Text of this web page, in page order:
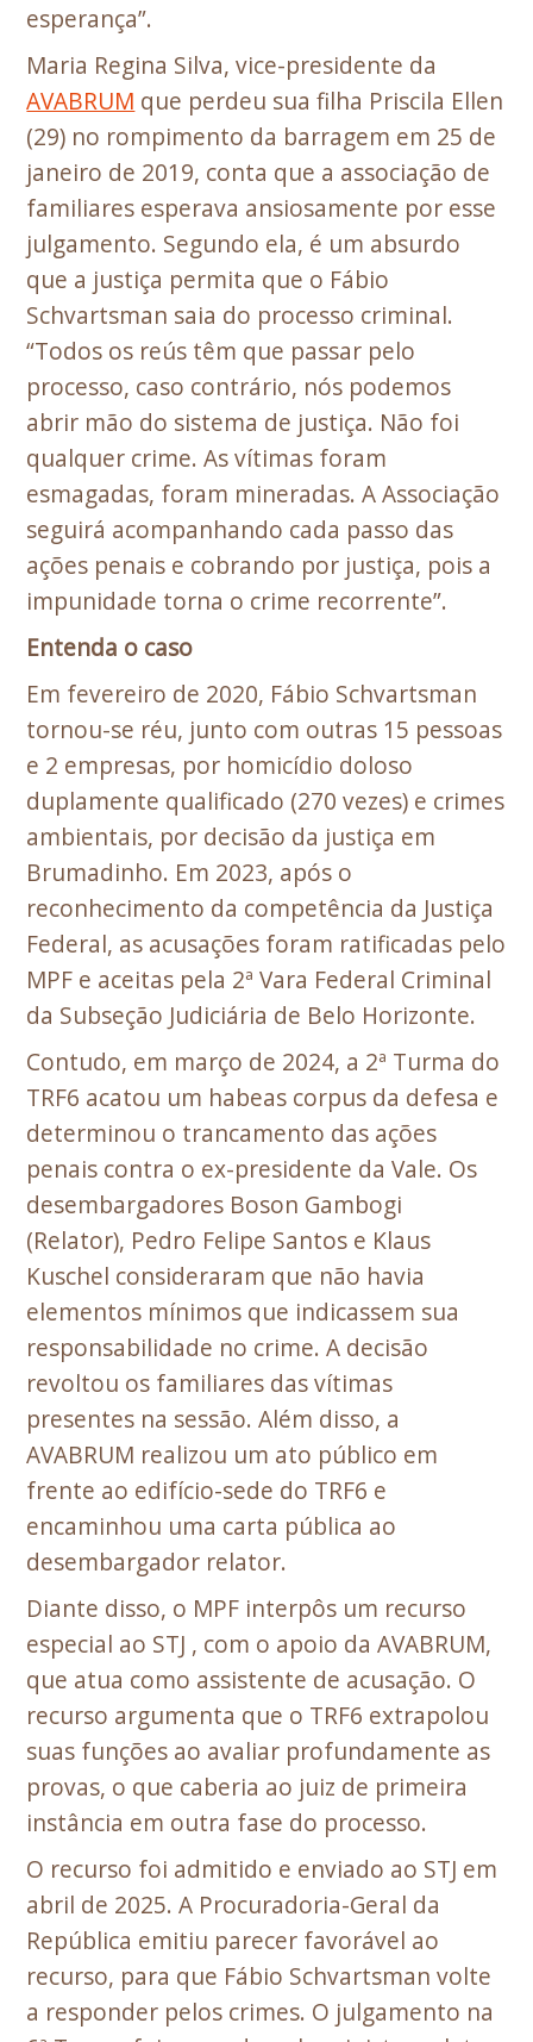
esperança”.
Maria Regina Silva, vice-presidente da
AVABRUM que perdeu sua filha Priscila Ellen
(29) no rompimento da barragem em 25 de
janeiro de 2019, conta que a associação de
familiares esperava ansiosamente por esse
julgamento. Segundo ela, é um absurdo
que a justiça permita que o Fábio
Schvartsman saia do processo criminal.
“Todos os reús têm que passar pelo
processo, caso contrário, nós podemos
abrir mão do sistema de justiça. Não foi
qualquer crime. As vítimas foram
esmagadas, foram mineradas. A Associação
seguirá acompanhando cada passo das
ações penais e cobrando por justiça, pois a
impunidade torna o crime recorrente”.
Entenda o caso
Em fevereiro de 2020, Fábio Schvartsman
tornou-se réu, junto com outras 15 pessoas
e 2 empresas, por homicídio doloso
duplamente qualificado (270 vezes) e crimes
ambientais, por decisão da justiça em
Brumadinho. Em 2023, após o
reconhecimento da competência da Justiça
Federal, as acusações foram ratificadas pelo
MPF e aceitas pela 2ª Vara Federal Criminal
da Subseção Judiciária de Belo Horizonte.
Contudo, em março de 2024, a 2ª Turma do
TRF6 acatou um habeas corpus da defesa e
determinou o trancamento das ações
penais contra o ex-presidente da Vale. Os
desembargadores Boson Gambogi
(Relator), Pedro Felipe Santos e Klaus
Kuschel consideraram que não havia
elementos mínimos que indicassem sua
responsabilidade no crime. A decisão
revoltou os familiares das vítimas
presentes na sessão. Além disso, a
AVABRUM realizou um ato público em
frente ao edifício-sede do TRF6 e
encaminhou uma carta pública ao
desembargador relator.
Diante disso, o MPF interpôs um recurso
especial ao STJ , com o apoio da AVABRUM,
que atua como assistente de acusação. O
recurso argumenta que o TRF6 extrapolou
suas funções ao avaliar profundamente as
provas, o que caberia ao juiz de primeira
instância em outra fase do processo.
O recurso foi admitido e enviado ao STJ em
abril de 2025. A Procuradoria-Geral da
República emitiu parecer favorável ao
recurso, para que Fábio Schvartsman volte
a responder pelos crimes. O julgamento na